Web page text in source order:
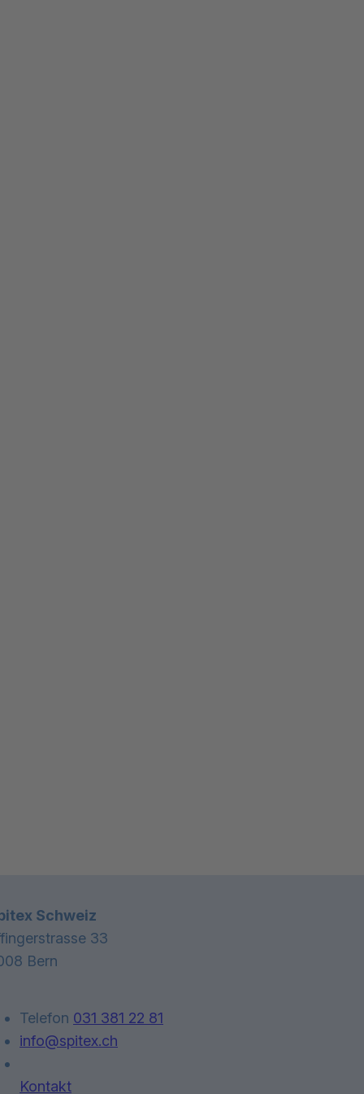
Schweiz
33
Bern
Telefon 031 381 22 81
info@spitex.ch
Kontakt